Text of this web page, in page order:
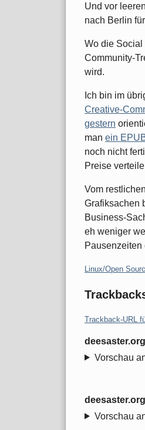
Und vor
nach Berlin
Wo die Social
Community-
wird.
Ich bin im
Creative-
gestern
man ein
noch nicht
Preise
Vom
Grafiksachen
Business-
eh weniger
Kategorien:
Linux/Open
Trackback-URL
deesaster.org
Vorschau
deesaster.org
Vorschau